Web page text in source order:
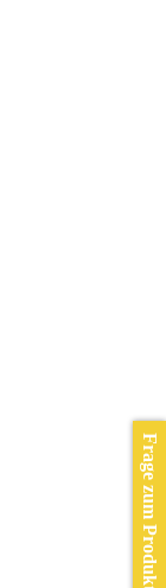
Frage zum Produkt?